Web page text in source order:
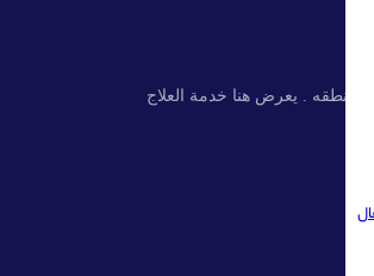
المنطقه . يعرض هنا خدمة العلاج